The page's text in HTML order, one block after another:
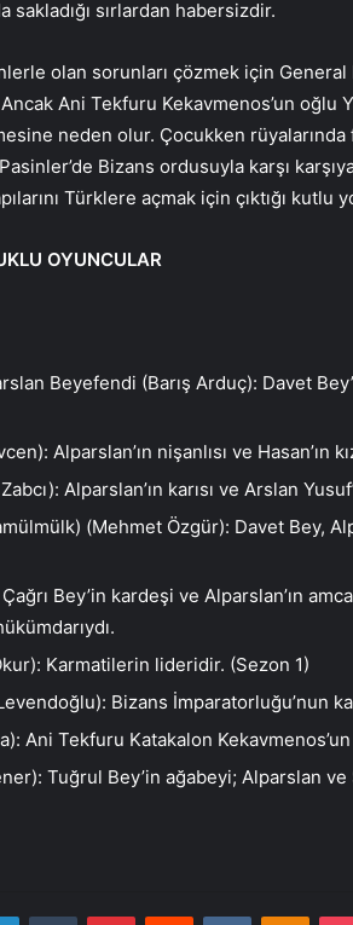
sakladığı sırlardan habersizdir.
olan sorunları çözmek için General
Ani Tekfuru Kekavmenos’un oğlu
neden olur. Çocukken
Bizans ordusuyla karşı
Türklere açmak için çıktığı kutlu
OYUNCULAR
Beyefendi (Barış Arduç): Davet
Alparslan’ın nişanlısı ve Hasan’ın
Alparslan’ın karısı ve Arslan
(Mehmet Özgür): Davet Bey,
Bey’in kardeşi ve Alparslan’ın
Karmatilerin lideridir. (Sezon 1)
Bizans İmparatorluğu’nun
Ani Tekfuru Katakalon
Tuğrul Bey’in ağabeyi; Alparslan ve
LinkedInTumblr PinterestReddit VKontakte